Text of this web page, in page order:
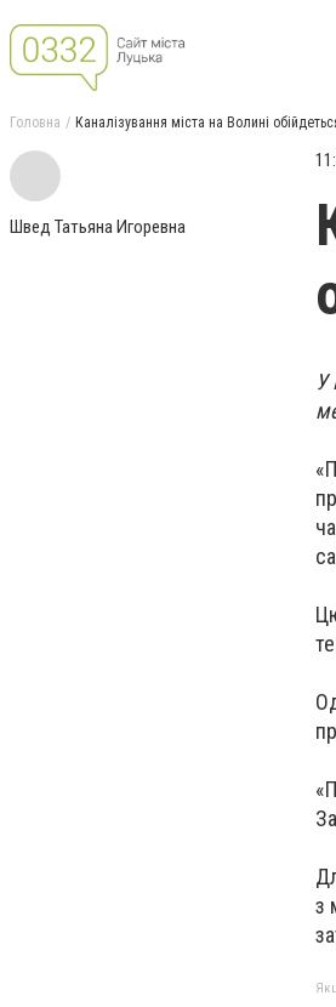
Головна Каналізування міста на Волині
Швед Татьяна Игоревна
У
з